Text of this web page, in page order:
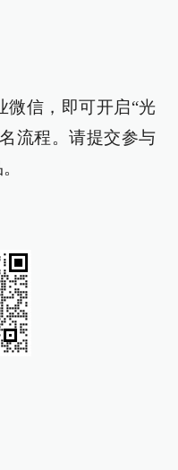
微信，即可开启“光
流程。请提交参与